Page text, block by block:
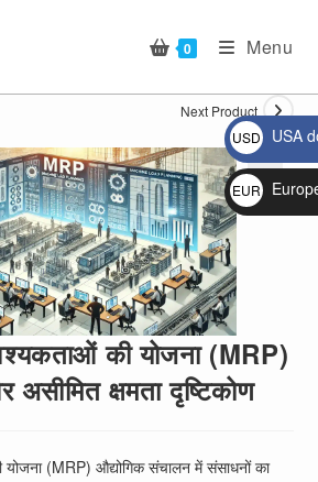
0 Menu
Next Product
🔍
की योजना (MRP)
असीमित क्षमता दृष्टिकोण
(MRP) औद्योगिक संचालन में संसाधनों का
USD
$
USA
EUR
€